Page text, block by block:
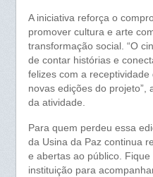
A iniciativa reforça o
promover cultura e arte
transformação social. “O
de contar histórias e
felizes com a
novas edições do projeto”,
da atividade.
Para quem perdeu essa
da Usina da Paz continua
e abertas ao público.
instituição para